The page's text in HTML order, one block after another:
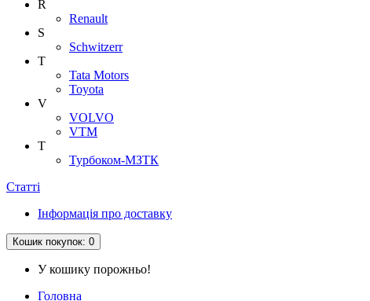
R
Renault
S
Schwitzerr
T
Tata Motors
Toyota
V
VOLVO
VTM
Т
Турбоком-МЗТК
Статті
Інформація про доставку
Кошик покупок: 0
У кошику порожньо!
Головна